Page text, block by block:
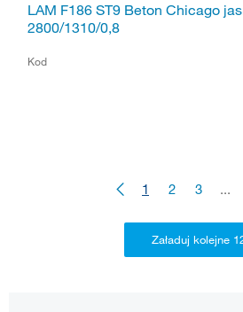
LAM F186 ST9 Beton Chicago
2800/1310/0,8
Kod
1 2 3 ...